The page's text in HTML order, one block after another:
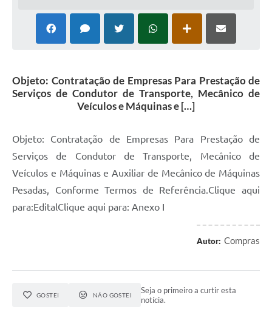
Objeto: Contratação de Empresas Para Prestação de
Serviços de Condutor de Transporte, Mecânico de
Veículos e Máquinas e […]
Objeto: Contratação de Empresas Para Prestação de
Serviços de Condutor de Transporte, Mecânico de
Veículos e Máquinas e Auxiliar de Mecânico de Máquinas
Pesadas, Conforme Termos de Referência.Clique aqui
para:EditalClique aqui para: Anexo I
Autor: Compras
GOSTEI NÃO GOSTEI
Seja o primeiro a curtir esta
notícia.